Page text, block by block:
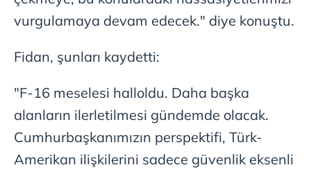
vurgulamaya devam edecek." diye konuştu.
Fidan, şunları kaydetti:
"F-16 meselesi halloldu. Daha başka
alanların ilerletilmesi gündemde olacak.
Cumhurbaşkanımızın perspektifi, Türk-
Amerikan ilişkilerini sadece güvenlik eksenli